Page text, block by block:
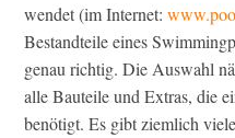
wendet (im Internet:
Bestandteile eines
genau richtig. Die Auswahl
alle Bauteile und Extras, die
benötigt. Es gibt ziemlich